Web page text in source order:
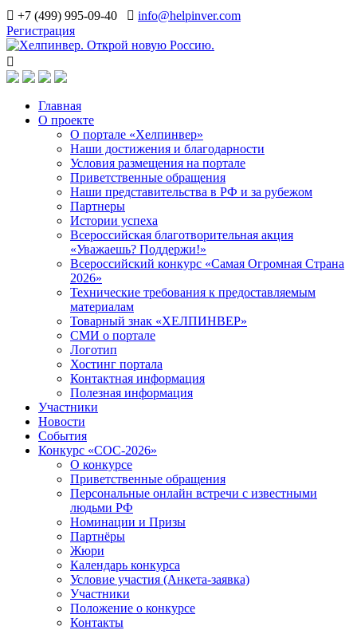
+7 (499) 995-09-40
info@helpinver.com
Регистрация
Главная
О проекте
О портале «Хелпинвер»
Наши достижения и благодарности
Условия размещения на портале
Приветственные обращения
Наши представительства в РФ и за рубежом
Партнеры
Истории успеха
Всероссийская благотворительная акция
«Уважаешь? Поддержи!»
Всероссийский конкурс «Самая Огромная Страна
2026»
Технические требования к предоставляемым
материалам
Товарный знак «ХЕЛПИНВЕР»
СМИ о портале
Логотип
Хостинг портала
Контактная информация
Полезная информация
Участники
Новости
События
Конкурс «СОС-2026»
О конкурсе
Приветственные обращения
Персональные онлайн встречи с известными
людьми РФ
Номинации и Призы
Партнёры
Жюри
Календарь конкурса
Условие участия (Анкета-заявка)
Участники
Положение о конкурсе
Контакты